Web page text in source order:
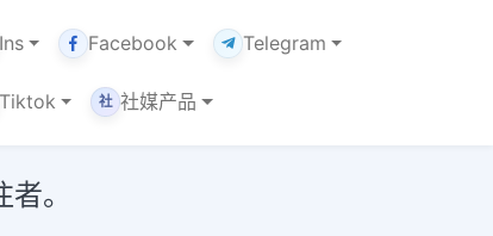
Facebook Telegram
社 社媒产品
。